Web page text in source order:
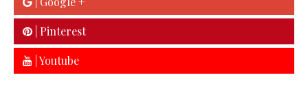
| Pinterest
| Youtube